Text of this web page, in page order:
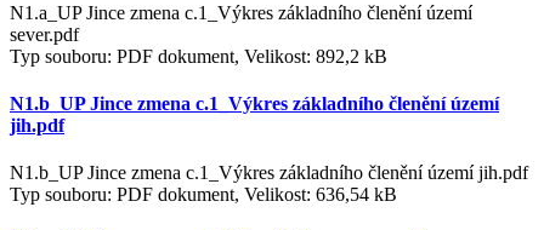
N1.a_UP Jince zmena c.1_Výkres základního členění území
sever.pdf
Typ souboru: PDF dokument, Velikost: 892,2 kB
N1.b_UP Jince zmena c.1_Výkres základního členění území
jih.pdf
N1.b_UP Jince zmena c.1_Výkres základního členění území jih.pdf
Typ souboru: PDF dokument, Velikost: 636,54 kB